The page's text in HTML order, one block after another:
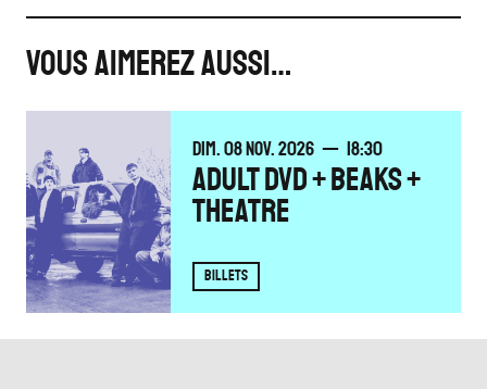
VOUS AIMEREZ AUSSI…
DIMANCHE
DIM. 08 NOVEMBRE
NOV. 2026 18:30
ADULT DVD + BEAKS +
THEATRE
BILLETS